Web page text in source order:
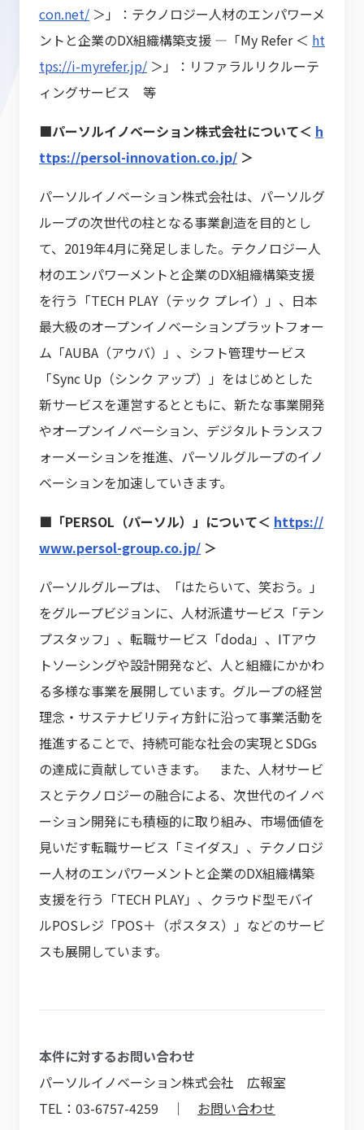
con.net/ ＞」：テクノロジー人材のエンパワーメ
ントと企業のDX組織構築支援 ―「My Refer ＜ ht
tps://i-myrefer.jp/ ＞」：リファラルリクルーテ
ィングサービス 等
■パーソルイノベーション株式会社について＜ h
ttps://persol-innovation.co.jp/ ＞
パーソルイノベーション株式会社は、パーソルグ
ループの次世代の柱となる事業創造を目的とし
て、2019年4月に発足しました。テクノロジー人
材のエンパワーメントと企業のDX組織構築支援
を行う「TECH PLAY（テック プレイ）」、日本
最大級のオープンイノベーションプラットフォー
ム「AUBA（アウバ）」、シフト管理サービス
「Sync Up（シンク アップ）」をはじめとした
新サービスを運営するとともに、新たな事業開発
やオープンイノベーション、デジタルトランスフ
ォーメーションを推進、パーソルグループのイノ
ベーションを加速していきます。
■「PERSOL（パーソル）」について＜ https://
www.persol-group.co.jp/ ＞
パーソルグループは、「はたらいて、笑おう。」
をグループビジョンに、人材派遣サービス「テン
プスタッフ」、転職サービス「doda」、ITアウ
トソーシングや設計開発など、人と組織にかかわ
る多様な事業を展開しています。グループの経営
理念・サステナビリティ方針に沿って事業活動を
推進することで、持続可能な社会の実現とSDGs
の達成に貢献していきます。 また、人材サービ
スとテクノロジーの融合による、次世代のイノベ
ーション開発にも積極的に取り組み、市場価値を
見いだす転職サービス「ミイダス」、テクノロジ
ー人材のエンパワーメントと企業のDX組織構築
支援を行う「TECH PLAY」、クラウド型モバイ
ルPOSレジ「POS＋（ポスタス）」などのサービ
スも展開しています。
本件に対するお問い合わせ
パーソルイノベーション株式会社 広報室
TEL：03-6757-4259 ｜ お問い合わせ